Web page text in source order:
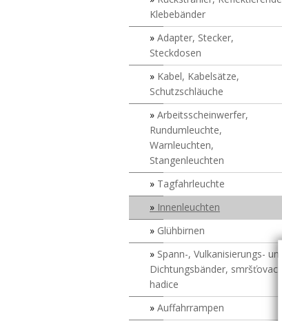
Klebebänder
Adapter, Stecker,
Steckdosen
Kabel, Kabelsätze,
Schutzschläuche
Arbeitsscheinwerfer,
Rundumleuchte,
Warnleuchten,
Stangenleuchten
Tagfahrleuchte
Innenleuchten
Glühbirnen
Spann-, Vulkanisierungs- und
Dichtungsbänder, smršťovací
hadice
Auffahrrampen